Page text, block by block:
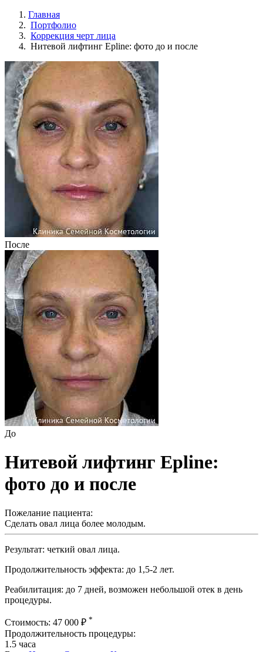
Главная
Портфолио
Коррекция черт лица
Нитевой лифтинг Epline: фото до и после
После
До
Нитевой лифтинг Epline:
фото до и после
Пожелание пациента:
Сделать овал лица более молодым.
Результат: четкий овал лица.
Продолжительность эффекта: до 1,5-2 лет.
Реабилитация: до 7 дней, возможен небольшой отек в день
процедуры.
Стоимость: 47 000 ₽ *
Продолжительность процедуры:
1.5 часа